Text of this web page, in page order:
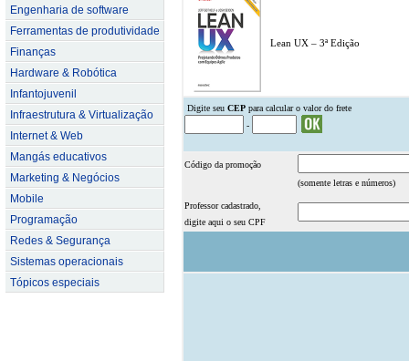
Engenharia de software
Ferramentas de produtividade
Finanças
Hardware & Robótica
Infantojuvenil
Infraestrutura & Virtualização
Internet & Web
Mangás educativos
Marketing & Negócios
Mobile
Programação
Redes & Segurança
Sistemas operacionais
Tópicos especiais
Lean UX – 3ª Edição
Digite seu CEP para calcular o valor do frete
-
Código da promoção
(somente letras e números)
Professor cadastrado,
digite aqui o seu CPF